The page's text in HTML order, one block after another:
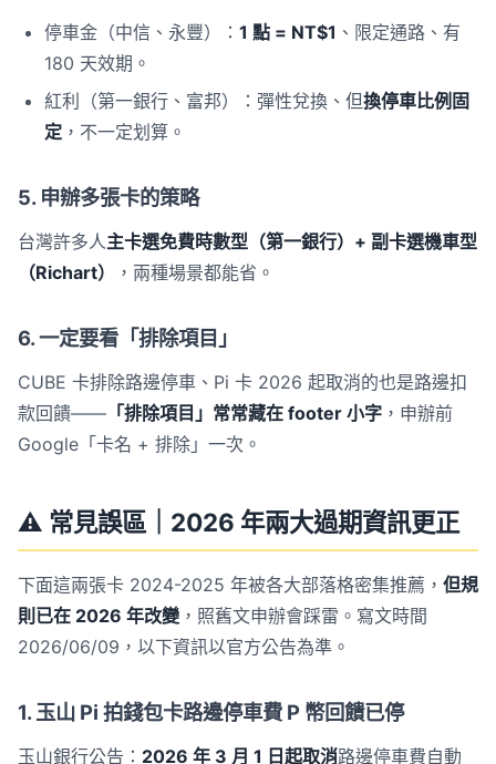
停車金（中信、永豐）： 1 點 = NT$1 、限定通路、有
180 天效期。
紅利（第一銀行、富邦）：彈性兌換、但換停車比例固
定 ，不一定划算。
5. 申辦多張卡的策略
台灣許多人主卡選免費時數型（第一銀行）+ 副卡選機車型
（Richart）
，兩種場景都能省。
6. 一定要看「排除項目」
CUBE 卡排除路邊停車、Pi 卡 2026 起取消的也是路邊扣
款回饋—— 「排除項目」常常藏在 footer 小字 ，申辦前
Google「卡名 + 排除」一次。
⚠️ 常見誤區｜2026 年兩大過期資訊更正
下面這兩張卡 2024-2025 年被各大部落格密集推薦， 但規
則已在 2026 年改變 ，照舊文申辦會踩雷。寫文時間
2026/06/09，以下資訊以官方公告為準。
1. 玉山 Pi 拍錢包卡路邊停車費 P 幣回饋已停
玉山銀行公告： 2026 年 3 月 1 日起取消路邊停車費自動